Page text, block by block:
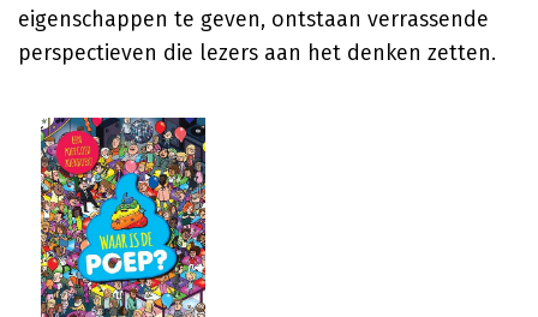
eigenschappen te geven, ontstaan verrassende
perspectieven die lezers aan het denken zetten.